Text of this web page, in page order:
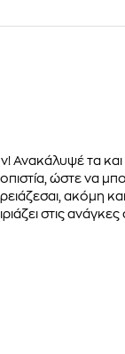
Ανακάλυψέ τα
ώστε να
ακόμη και
στις ανάγκες